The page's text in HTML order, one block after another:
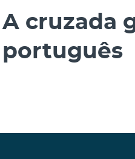
A cruzada
português